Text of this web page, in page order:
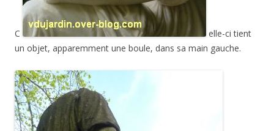
C
elle-ci tient
un objet, apparemment une boule, dans sa main gauche.